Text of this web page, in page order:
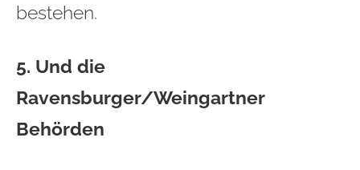
bestehen.
5. Und die
Ravensburger/Weingartner
Behörden